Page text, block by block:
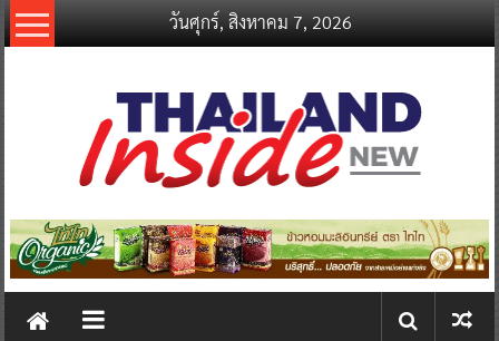
Skip
to
วันศุกร์, สิงหาคม 7, 2026
thailandinsidenew.com
Thailand
New